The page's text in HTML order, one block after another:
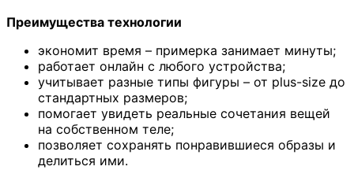
Преимущества технологии
экономит время – примерка занимает минуты;
работает онлайн с любого устройства;
учитывает разные типы фигуры – от plus-size до
стандартных размеров;
помогает увидеть реальные сочетания вещей
на собственном теле;
позволяет сохранять понравившиеся образы и
делиться ими.